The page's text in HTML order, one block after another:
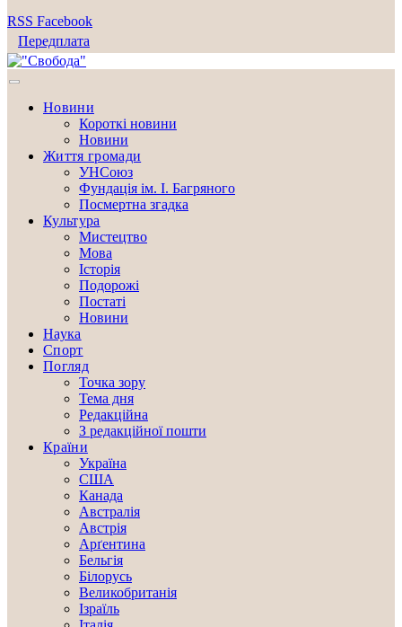
RSS Facebook
Передплата
Новини
Короткі новини
Новини
Життя громади
УНСоюз
Фундація ім. І. Багряного
Посмертна згадка
Культура
Мистецтво
Мова
Історія
Подорожі
Постаті
Новини
Наука
Спорт
Погляд
Точка зору
Тема дня
Редакційна
З редакційної пошти
Країни
Україна
США
Канада
Австралія
Австрія
Арґентина
Бельгія
Білорусь
Великобританія
Ізраїль